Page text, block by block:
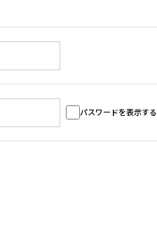
パスワードを表示する